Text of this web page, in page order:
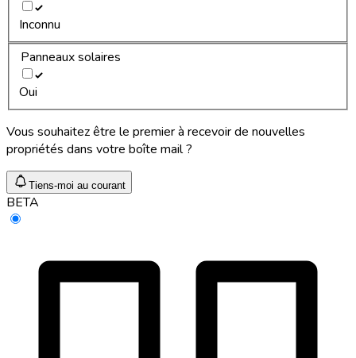
Inconnu
Panneaux solaires
Oui
Vous souhaitez être le premier à recevoir de nouvelles
propriétés dans votre boîte mail ?
Tiens-moi au courant
BETA